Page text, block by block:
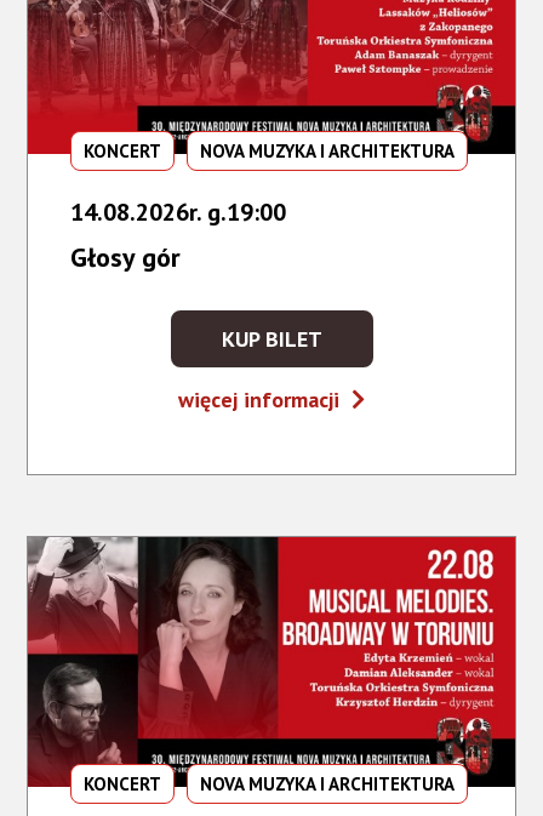
KONCERT NOVA MUZYKA I ARCHITEKTURA
14.08.2026r. g.19:00
Głosy gór
KUP BILET
KUP
NA
więcej informacji
Głosy
KONCERT NOVA MUZYKA I ARCHITEKTURA